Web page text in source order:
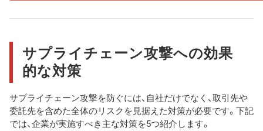
サプライチェーン攻撃への効果
的な対策
サプライチェーン攻撃を防ぐには、自社だけでなく、取引先や
委託先を含めた全体のリスクを見据えた対策が必要です。下記
では、企業が実施すべき主な対策を5つ紹介します。